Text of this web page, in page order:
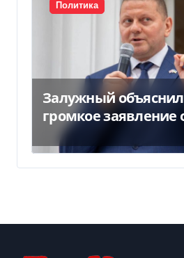
Политика
Залужный
громкое заявление
вступлении Украины
НАТО